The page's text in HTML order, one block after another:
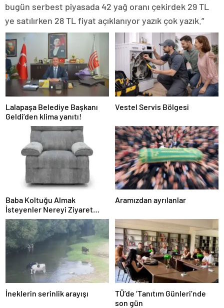
bugün serbest piyasada 42 yağ oranı çekirdek 29 TL
ye satılırken 28 TL fiyat açıklanıyor yazık çok yazık.”
Lalapaşa Belediye Başkanı
Geldi’den klima yanıtı!
Vestel Servis Bölgesi
Baba Koltuğu Almak
İsteyenler Nereyi Ziyaret
Edebilir?
Aramızdan ayrılanlar
İneklerin serinlik arayışı
TÜ’de ‘Tanıtım Günleri’nde
son gün